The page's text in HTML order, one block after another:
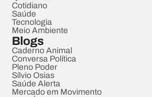
Cotidiano
Saúde
Tecnologia
Meio Ambiente
Blogs
Caderno Animal
Conversa Política
Pleno Poder
Sílvio Osias
Saúde Alerta
Mercado em Movimento